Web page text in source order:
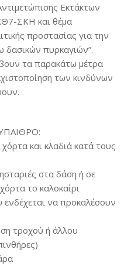
Εκτάκτων
ΣΚΗ και θέμα
προστασίας για την
δασικών πυρκαγιών”.
τα παρακάτω μέτρα
των κινδύνων
και κλαδιά κατά τους
στα δάση ή σε
το καλοκαίρι
να προκαλέσουν
τροχού ή άλλου